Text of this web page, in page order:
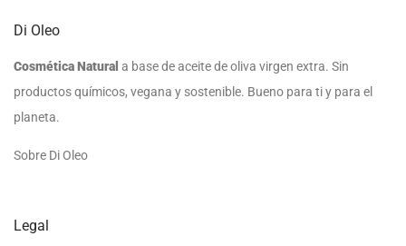
Di Oleo
Cosmética Natural a base de aceite de oliva virgen extra. Sin
productos químicos, vegana y sostenible. Bueno para ti y para el
planeta.
Sobre Di Oleo
Legal